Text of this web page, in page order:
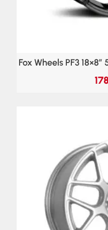
Fox Wheels PF3